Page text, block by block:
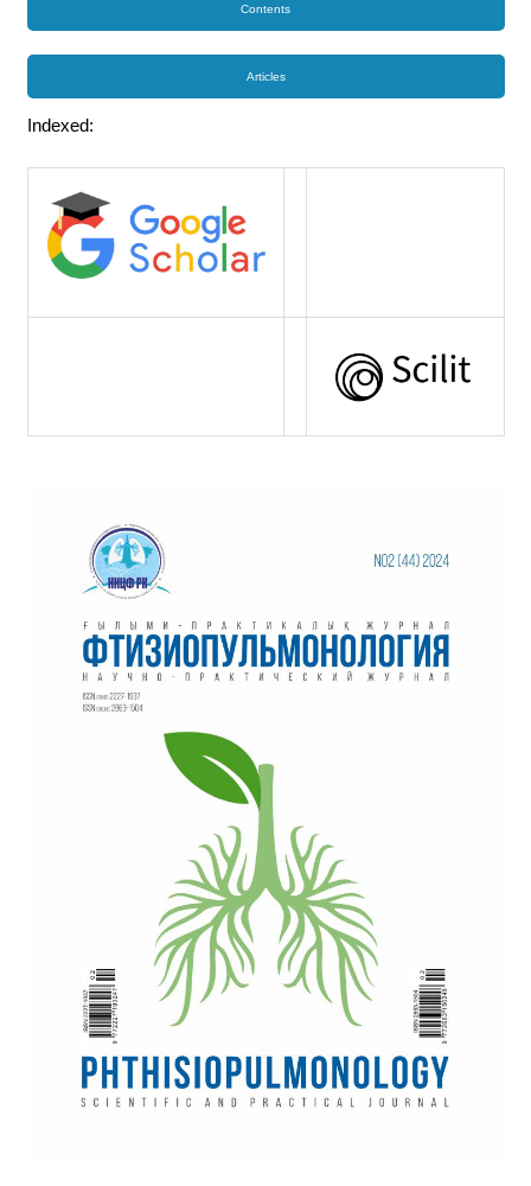
Contents
Articles
Indexed: